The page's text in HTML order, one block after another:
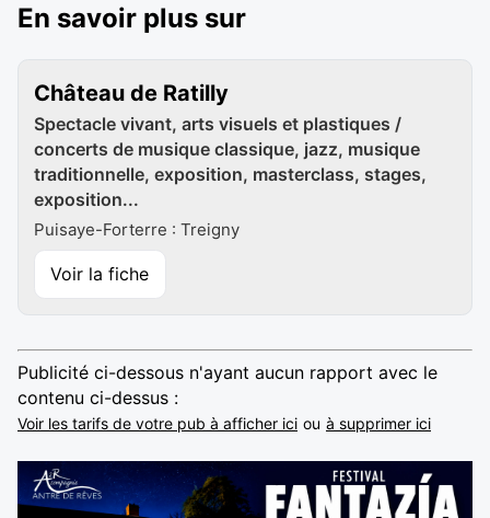
En savoir plus sur
Château de Ratilly
Spectacle vivant, arts visuels et plastiques /
concerts de musique classique, jazz, musique
traditionnelle, exposition, masterclass, stages,
exposition...
Puisaye-Forterre : Treigny
Voir la fiche
Publicité ci-dessous n'ayant aucun rapport avec le
contenu ci-dessus :
Voir les tarifs de votre pub à afficher ici ou à supprimer ici